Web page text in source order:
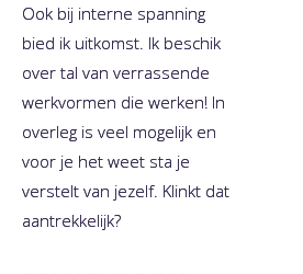
Ook bij interne spanning
bied ik uitkomst. Ik beschik
over tal van verrassende
werkvormen die werken! In
overleg is veel mogelijk en
voor je het weet sta je
verstelt van jezelf. Klinkt dat
aantrekkelijk?